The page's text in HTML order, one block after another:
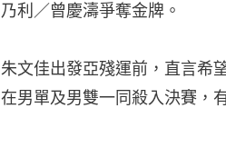
乃利／曾慶濤爭奪金牌。
朱文佳出發亞殘運前，直言希
在男單及男雙一同殺入決賽，